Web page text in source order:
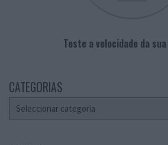
Teste a velocidade da
CATEGORIAS
Categorias